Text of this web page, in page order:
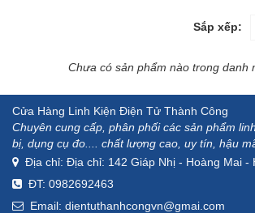
Sắp xếp:
Chưa có sản phẩm nào trong danh
Cửa Hàng Linh Kiện Điện Tử Thành Công
Chuyên cung cấp, phân phối các sản phẩm
bị, dụng cụ đo.... chất lượng cao, uy tín, hậu
Địa chỉ: Địa chỉ: 142 Giáp Nhị - Hoàng Mai -
ĐT: 0982692463
Email: dientuthanhcongvn@gmai.com